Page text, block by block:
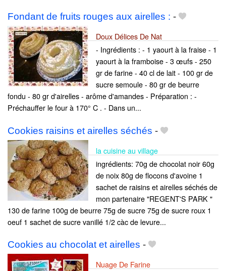
Fondant de fruits rouges aux airelles : -
Doux Délices De Nat
- Ingrédients : - 1 yaourt à la fraise - 1
yaourt à la framboise - 3 œufs - 250
gr de farine - 40 cl de lait - 100 gr de
sucre semoule - 80 gr de beurre
fondu - 80 gr d'airelles - arôme d'amandes - Préparation : -
Préchauffer le four à 170° C . - Dans un...
Cookies raisins et airelles séchés -
la cuisine au village
ingrédients: 70g de chocolat noir 60g
de noix 80g de flocons d'avoine 1
sachet de raisins et airelles séchés de
mon partenaire "REGENT'S PARK "
130 de farine 100g de beurre 75g de sucre 75g de sucre roux 1
oeuf 1 sachet de sucre vanillé 1/2 càc de levure...
Cookies au chocolat et airelles -
Nuage De Farine